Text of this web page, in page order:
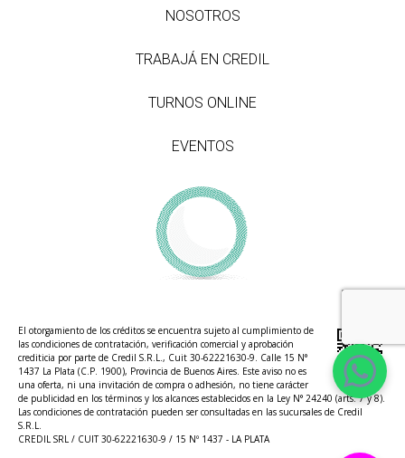
NOSOTROS
TRABAJÁ EN CREDIL
TURNOS ONLINE
EVENTOS
El otorgamiento de los créditos se encuentra sujeto al cumplimiento de
las condiciones de contratación, verificación comercial y aprobación
crediticia por parte de Credil S.R.L., Cuit 30-62221630-9. Calle 15 N°
1437 La Plata (C.P. 1900), Provincia de Buenos Aires. Este aviso no es
una oferta, ni una invitación de compra o adhesión, no tiene carácter
de publicidad en los términos y los alcances establecidos en la Ley N° 24240 (arts. 7 y 8).
Las condiciones de contratación pueden ser consultadas en las sucursales de Credil
S.R.L.
CREDIL SRL / CUIT 30-62221630-9 / 15 Nº 1437 - LA PLATA